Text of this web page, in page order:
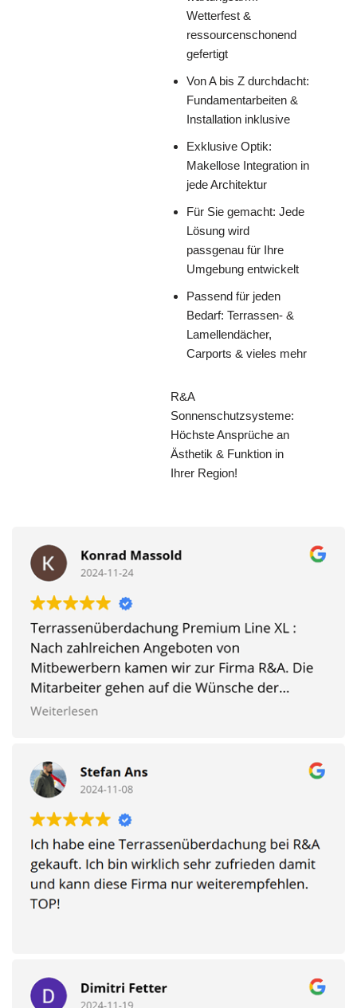
Wetterfest &
ressourcenschonend
gefertigt
Von A bis Z durchdacht:
Fundamentarbeiten &
Installation inklusive
Exklusive Optik:
Makellose Integration in
jede Architektur
Für Sie gemacht: Jede
Lösung wird
passgenau für Ihre
Umgebung entwickelt
Passend für jeden
Bedarf: Terrassen- &
Lamellendächer,
Carports & vieles mehr
R&A
Sonnenschutzsysteme:
Höchste Ansprüche an
Ästhetik & Funktion in
Ihrer Region!